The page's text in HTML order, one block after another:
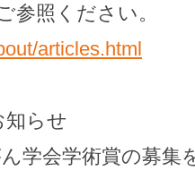
参照ください。
articles.html
知らせ
学会学術賞の募集